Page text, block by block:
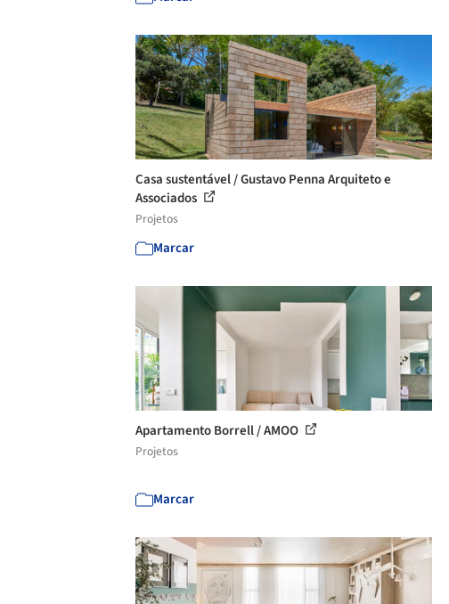
Casa sustentável / Gustavo Penna Arquiteto e
Associados
Projetos
Marcar
Apartamento Borrell / AMOO
Projetos
Marcar